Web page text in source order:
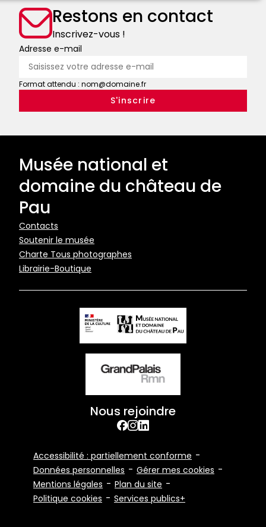
Sully
Restons en contact
Inscrivez-vous !
Adresse e-mail
Format attendu : nom@domaine.fr
Musée national et
domaine du château de
Pau
Pied
de
page
Contacts
Soutenir le musée
Charte Tous photographes
Librairie-Boutique
Nous rejoindre
facebook
Instagram
Bottom
Accessibilité : partiellement conforme
Données personnelles
Gérer mes cookies
Mentions légales
Plan du site
Politique cookies
Services publics+